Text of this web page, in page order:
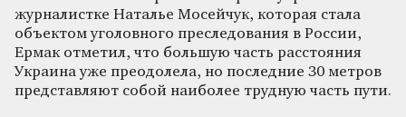
журналистке Наталье Мосейчук, которая стала
объектом уголовного преследования в России,
Ермак отметил, что большую часть расстояния
Украина уже преодолела, но последние 30 метров
представляют собой наиболее трудную часть пути.